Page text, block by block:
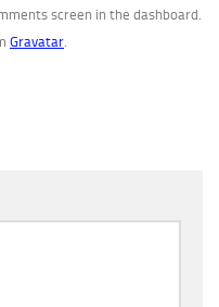
screen in the dashboard.
Gravatar